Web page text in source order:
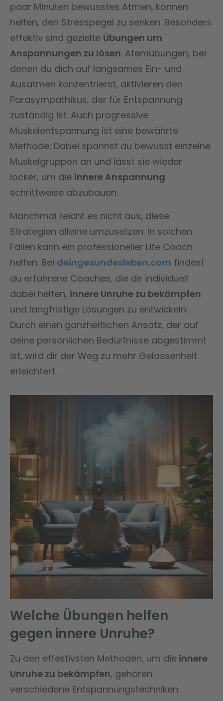
paar Minuten bewusstes Atmen, können
helfen, den Stresspegel zu senken. Besonders
effektiv sind gezielte Übungen um
Anspannungen zu lösen. Atemübungen, bei
denen du dich auf langsames Ein- und
Ausatmen konzentrierst, aktivieren den
Parasympathikus, der für Entspannung
zuständig ist. Auch progressive
Muskelentspannung ist eine bewährte
Methode: Dabei spannst du bewusst einzelne
Muskelgruppen an und lässt sie wieder
locker, um die innere Anspannung
schrittweise abzubauen.
Manchmal reicht es nicht aus, diese
Strategien alleine umzusetzen. In solchen
Fällen kann ein professioneller Life Coach
helfen. Bei deingesundesleben.com findest
du erfahrene Coaches, die dir individuell
dabei helfen, innere Unruhe zu bekämpfen
und langfristige Lösungen zu entwickeln.
Durch einen ganzheitlichen Ansatz, der auf
deine persönlichen Bedürfnisse abgestimmt
ist, wird dir der Weg zu mehr Gelassenheit
erleichtert.
Welche Übungen helfen
gegen innere Unruhe?
Zu den effektivsten Methoden, um die innere
Unruhe zu bekämpfen, gehören
verschiedene Entspannungstechniken.